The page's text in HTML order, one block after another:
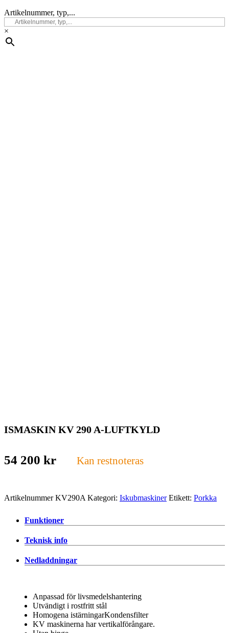
Artikelnummer, typ,...
×
ISMASKIN KV 290 A-LUFTKYLD
54 200 kr Kan restnoteras
ArtikelnummerKV290A Kategori: Iskubmaskiner Etikett: Porkka
Funktioner
Teknisk info
Nedladdningar
Anpassad för livsmedelshantering
Utvändigt i rostfritt stål
Homogena istärningarKondensfilter
KV maskinerna har vertikalförångare.